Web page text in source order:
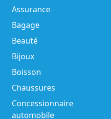
Assurance
Bagage
Beauté
Bijoux
Boisson
Chaussures
Concessionnaire
automobile